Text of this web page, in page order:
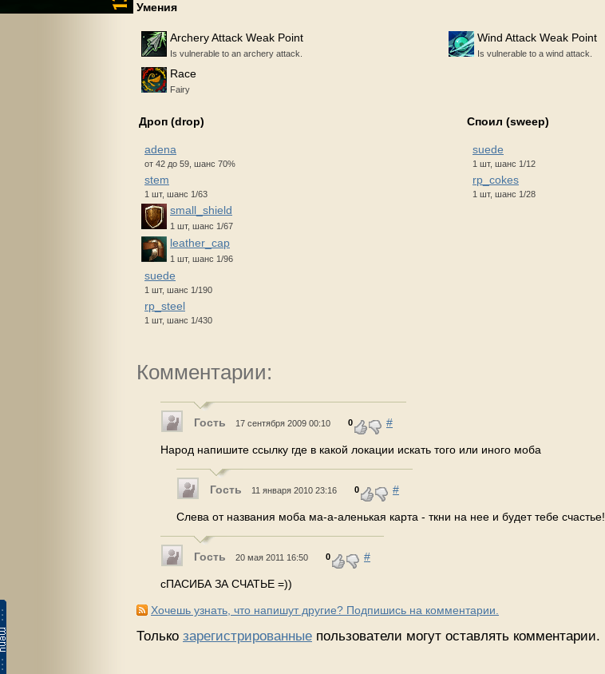
Умения
Archery Attack Weak Point
Is vulnerable to an archery attack.
Wind Attack Weak Point
Is vulnerable to a wind attack.
Race
Fairy
Дроп (drop)
adena
от 42 до 59, шанс 70%
stem
1 шт, шанс 1/63
small_shield
1 шт, шанс 1/67
leather_cap
1 шт, шанс 1/96
suede
1 шт, шанс 1/190
rp_steel
1 шт, шанс 1/430
Споил (sweep)
suede
1 шт, шанс 1/12
rp_cokes
1 шт, шанс 1/28
Комментарии:
Гость 17 сентября 2009 00:10 0 #
Народ напишите ссылку где в какой локации искать того или иного моба
Гость 11 января 2010 23:16 0 #
Слева от названия моба ма-а-аленькая карта - ткни на нее и будет тебе счастье!
Гость 20 мая 2011 16:50 0 #
сПАСИБА ЗА СЧАТЬЕ =))
Хочешь узнать, что напишут другие? Подпишись на комментарии.
Только зарегистрированные пользователи могут оставлять комментарии.